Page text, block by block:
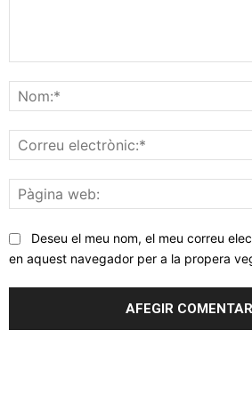
Deseu el meu nom, el meu correu
en aquest navegador per a la propera